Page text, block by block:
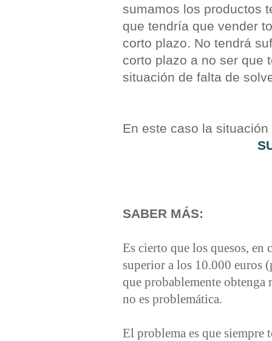
sumamos los productos
que tendría que vender
corto plazo. No tendrá
corto plazo a no ser que
situación de falta de
En este caso la
SABER MÁS:
Es cierto que los quesos, en
superior a los 10.000 euros
que probablemente obtenga
no es problemática.
El problema es que siempre